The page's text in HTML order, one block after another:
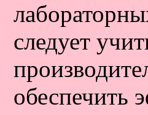
следует
обеспечить